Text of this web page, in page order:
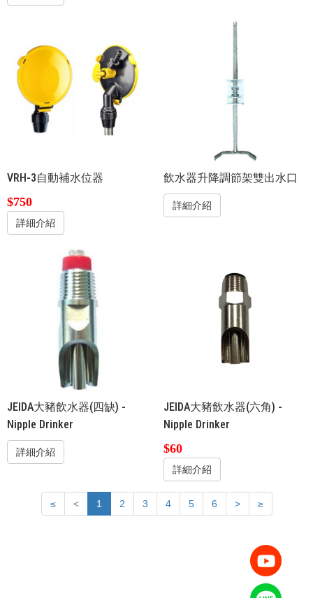
VRH-3自動補水位器
$750
詳細介紹
飲水器升降調節架雙出水口
詳細介紹
JEIDA大豬飲水器(四缺) -
Nipple Drinker
詳細介紹
JEIDA大豬飲水器(六角) -
Nipple Drinker
$60
詳細介紹
≤ < 1 2 3 4 5 6 > ≥